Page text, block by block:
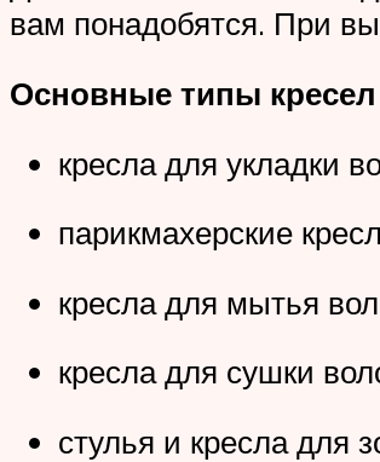
вам понадобятся. При
Основные типы
кресла для укладки
парикмахерские
кресла для мытья
кресла для сушки
стулья и кресла для